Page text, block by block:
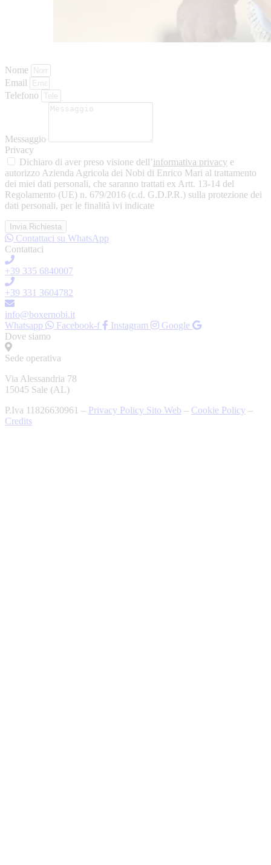
Nome
Email
Telefono
Messaggio
Privacy
Dichiaro di aver preso visione dell’informativa privacy e
autorizzo Azienda Agricola dei Nobi di Enrico Mari al trattamento
dei miei dati personali, che saranno trattati ex Artt. 13-14 del
Regolamento (UE) n. 679/2016 (c.d. G.D.P.R.) sulla protezione dei
dati personali, per le finalità ivi indicate
Invia Richiesta
Contattaci su WhatsApp
Contattaci
+39 335 6840007
+39 331 3604782
info@boxernobi.it
Whatsapp
Facebook-f Instagram
Google
Dove siamo
Sede operativa
Via Alessandria 78
15045 Sale (AL)
P.Iva 11826630961 – Privacy Policy Sito Web – Cookie Policy –
Credits